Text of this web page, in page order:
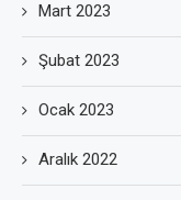
Mart 2023
Şubat 2023
Ocak 2023
Aralık 2022